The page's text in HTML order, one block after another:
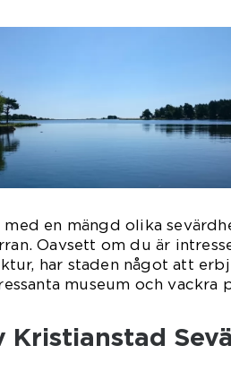
en mängd olika
Oavsett om du är
har staden något att
museum och vackra
Kristianstad